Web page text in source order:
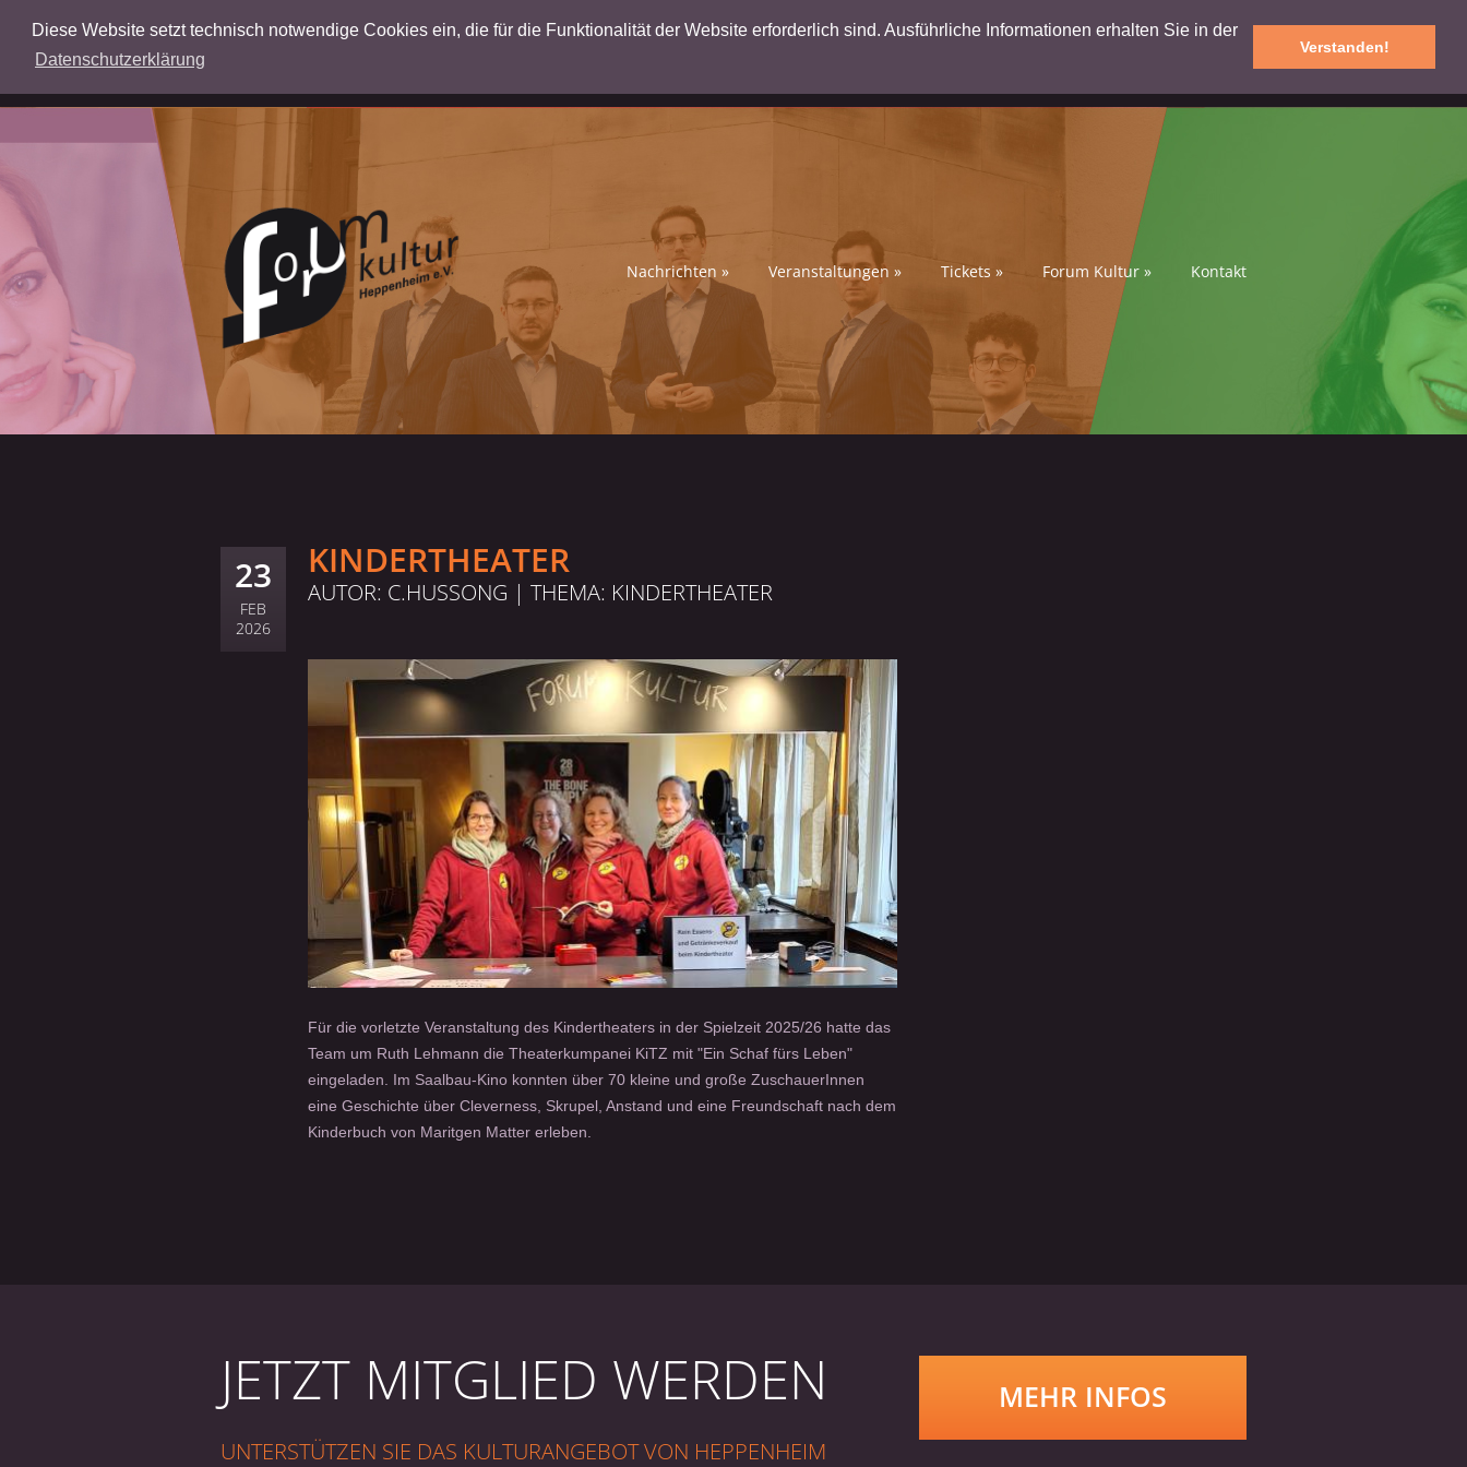
Diese Website setzt technisch notwendige Cookies ein, die für die Funktionalität der Website erforderlich sind. Ausführliche Informationen erhalten Sie in der
Datenschutzerklärung
Verstanden!
Nachrichten » Veranstaltungen » Tickets » Forum Kultur » Kontakt
23
FEB
2026
KINDERTHEATER
AUTOR: C.HUSSONG | THEMA: KINDERTHEATER
Für die vorletzte Veranstaltung des Kindertheaters in der Spielzeit 2025/26 hatte das
Team um Ruth Lehmann die Theaterkumpanei KiTZ mit "Ein Schaf fürs Leben"
eingeladen. Im Saalbau-Kino konnten über 70 kleine und große ZuschauerInnen
eine Geschichte über Cleverness, Skrupel, Anstand und eine Freundschaft nach dem
Kinderbuch von Maritgen Matter erleben.
JETZT MITGLIED WERDEN
UNTERSTÜTZEN SIE DAS KULTURANGEBOT VON HEPPENHEIM
MEHR INFOS